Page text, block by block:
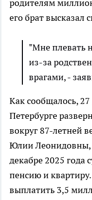
родителям
его брат высказал
"Мне плевать
из-за
врагами, -
Как сообщалось,
Петербурге
вокруг 87-летней
Юлии Леонидовны,
декабре 2025 года
пенсию и
выплатить 3,5